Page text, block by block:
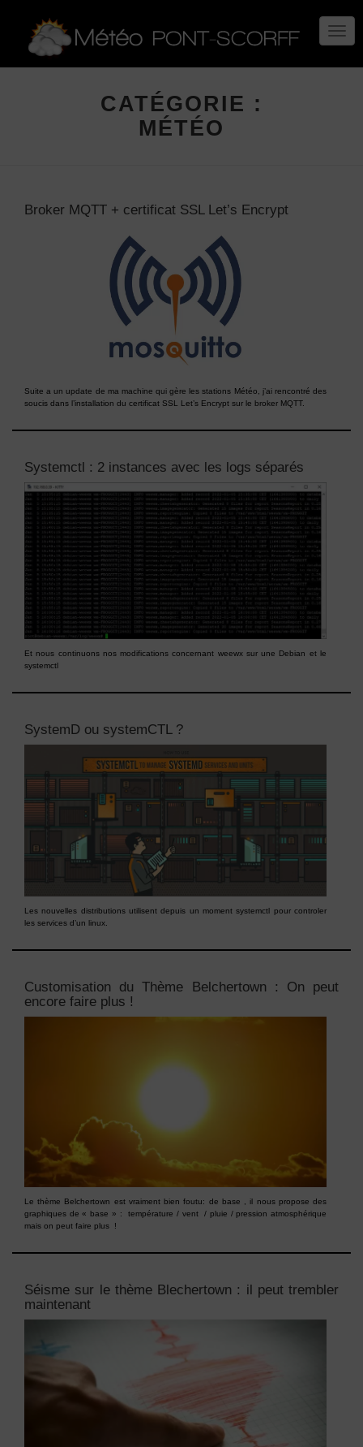
CATÉGORIE :
MÉTÉO
Broker MQTT + certificat SSL Let’s Encrypt
Suite a un update de ma machine qui gère les stations Météo, j’ai rencontré des
soucis dans l’installation du certificat SSL Let’s Encrypt sur le broker MQTT.
Systemctl : 2 instances avec les logs séparés
Et nous continuons nos modifications concernant weewx sur une Debian et le
systemctl
SystemD ou systemCTL ?
Les nouvelles distributions utilisent depuis un moment systemctl pour controler
les services d’un linux.
Customisation du Thème Belchertown : On peut
encore faire plus !
Le thème Belchertown est vraiment bien foutu: de base , il nous propose des
graphiques de « base » : température / vent / pluie / pression atmosphérique
mais on peut faire plus !
Séisme sur le thème Blechertown : il peut trembler
maintenant